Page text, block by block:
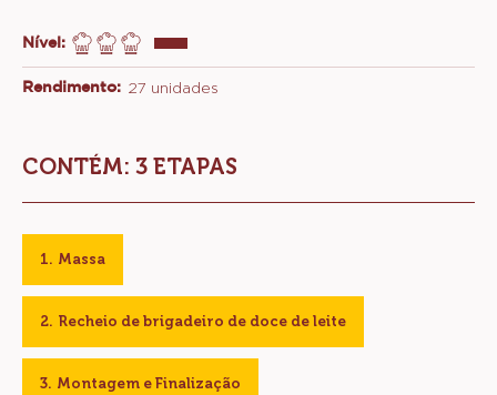
Nível:
Rendimento: 27 unidades
CONTÉM: 3 ETAPAS
Massa
Recheio de brigadeiro de doce de leite
Montagem e Finalização